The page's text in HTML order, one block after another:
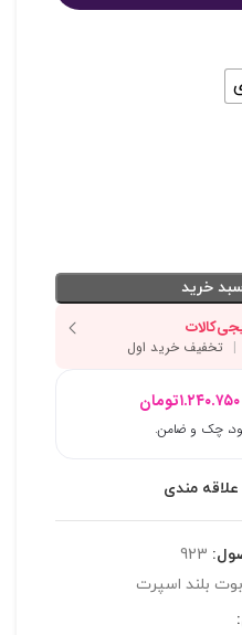
خرید
۱.۲۴۰.۷۵۰تومان
مندی
923
بوت بلند اسپرت